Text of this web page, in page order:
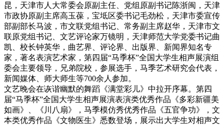
昆，天津市人大常委会原副主任、党组原副书记陈浙闽，天津
市政协原副主席高玉葆，宝坻区委书记毛劲松，天津市委宣传
部副部长马波，市文联党组书记、常务副主席赵华，天津市文
联原党组书记、文艺评论家万镜明，天津师范大学党委书记曲
凯、校长钟英华，曲艺界、评论界、出版界、新闻界知名专
家，著名表演艺术家，第四届“马季杯”全国大学生相声展演组
委会主要领导，兄弟院校，参展选手，马季艺术研究会代表，
新闻媒体、师大师生等700余人参加。
文艺晚会在诙谐幽默的舞蹈《满堂彩儿》中拉开序幕。第四
届“马季杯”全国大学生相声展演表演类优秀作品《多彩新疆美
如画》、《川八扇》，马季模仿秀优秀作品《五官争功》，文
本类优秀作品《文物医生》悉数登场，展示出大学生对相声文